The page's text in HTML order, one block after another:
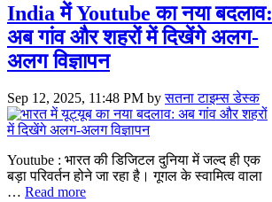
India में Youtube का नया बदलाव:
अब गांव और शहरों में दिखेंगे अलग-
अलग विज्ञापन
Sep 12, 2025, 11:48 PM byसतना टाइम्स डेस्क
Youtube : भारत की डिजिटल दुनिया में जल्द ही एक
बड़ा परिवर्तन होने जा रहा है। गूगल के स्वामित्व वाला
… Read more